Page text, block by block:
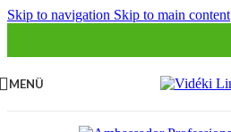
Skip to navigation Skip to main content
MENÜ